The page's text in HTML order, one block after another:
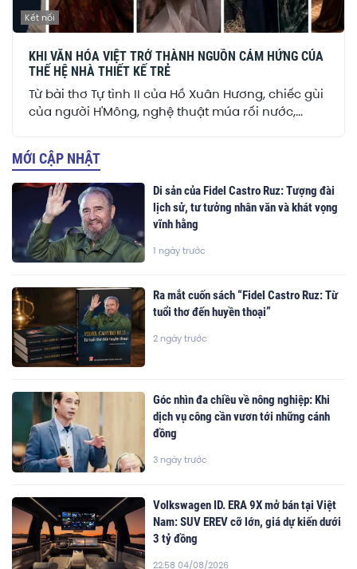
Kết nối
KHI VĂN HÓA VIỆT TRỞ THÀNH NGUỒN CẢM HỨNG CỦA
THẾ HỆ NHÀ THIẾT KẾ TRẺ
Từ bài thơ Tự tình II của Hồ Xuân Hương, chiếc gùi
của người H'Mông, nghệ thuật múa rối nước,...
MỚI CẬP NHẬT
Di sản của Fidel Castro Ruz: Tượng đài
lịch sử, tư tưởng nhân văn và khát vọng
vĩnh hằng
1 ngày trước
Ra mắt cuốn sách “Fidel Castro Ruz: Từ
tuổi thơ đến huyền thoại”
2 ngày trước
Góc nhìn đa chiều về nông nghiệp: Khi
dịch vụ công cần vươn tới những cánh
đồng
3 ngày trước
Volkswagen ID. ERA 9X mở bán tại Việt
Nam: SUV EREV cỡ lớn, giá dự kiến dưới
3 tỷ đồng
22:58 04/08/2026